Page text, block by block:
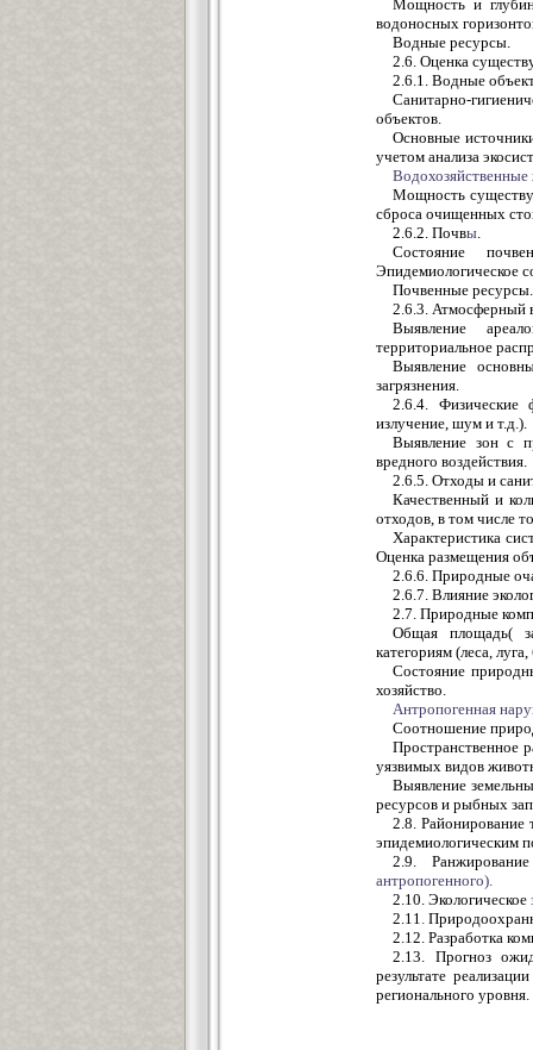
Мощность и
водоносных
Водные ресурсы.
2.6. Оценка
2.6.1. Водные
Санитарно-
объектов.
Основные
учетом анализа
Водохозяйственные
Мощность
сброса очищенных
2.6.2. Почвы
Состояние
Эпидемиологическое
Почвенные ресурсы.
2.6.3. Атмосферный
Выявление
территориальное
Выявление
загрязнения.
2.6.4. Физические
излучение, шум и т.д.).
Выявление зон с
вредного воздействия.
2.6.5. Отходы и
Качественный и
отходов, в том числе
Характеристика
Оценка размещения
2.6.6. Природные
2.6.7. Влияние
2.7. Природные
Общая площадь(
категориям (леса,
Состояние
хозяйство.
Антропогенная
Соотношение
Пространственное
уязвимых видов
Выявление
ресурсов и рыбных
2.8. Районирование
эпидемиологическим
2.9.
антропогенного).
2.10. Экологическое
2.11
2.12. Разработка
2.13. Прогноз
результате
регионального уровня.